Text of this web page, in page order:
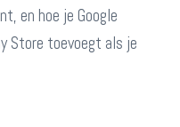
en hoe je Google
Store toevoegt als je